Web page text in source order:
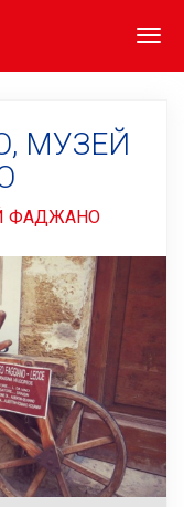
МУЗЕЙ
ФАДЖАНО